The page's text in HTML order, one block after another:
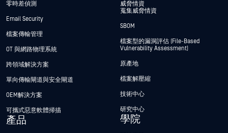
零時差偵測
Email Security
檔案傳輸管理
OT 與網路物理系統
跨領域解決方案
單向傳輸閘道與安全閘道
OEM解決方案
可攜式惡意軟體掃描
產品
威脅情資
蒐集威脅情資
SBOM
檔案型的漏洞評估 (File-Based
Vulnerability Assessment)
原產地
檔案解壓縮
技術中心
研究中心
學院